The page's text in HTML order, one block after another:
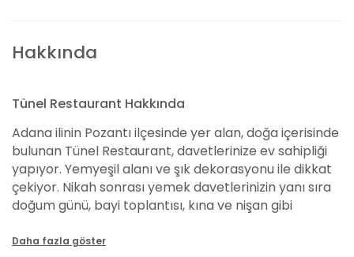
Hakkında
Tünel Restaurant Hakkında
Adana ilinin Pozantı ilçesinde yer alan, doğa içerisinde
bulunan Tünel Restaurant, davetlerinize ev sahipliği
yapıyor. Yemyeşil alanı ve şık dekorasyonu ile dikkat
çekiyor. Nikah sonrası yemek davetlerinizin yanı sıra
doğum günü, bayi toplantısı, kına ve nişan gibi
sonrası eğlence fiyatları 30 TL’den başlıyor.
Daha fazla göster